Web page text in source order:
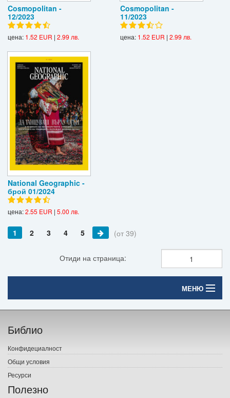
Cosmopolitan -
12/2023
цена: 1.52 EUR | 2.99 лв.
Cosmopolitan -
11/2023
цена: 1.52 EUR | 2.99 лв.
National Geographic -
брой 01/2024
цена:2.55 EUR | 5.00 лв.
1 2 3 4 5 (от 39)
Отиди на страница:
МЕНЮ
Начало
Печатни книги
Електронни книги
Е-списания
Библио
Конфидециалност
Общи условия
Ресурси
Полезно